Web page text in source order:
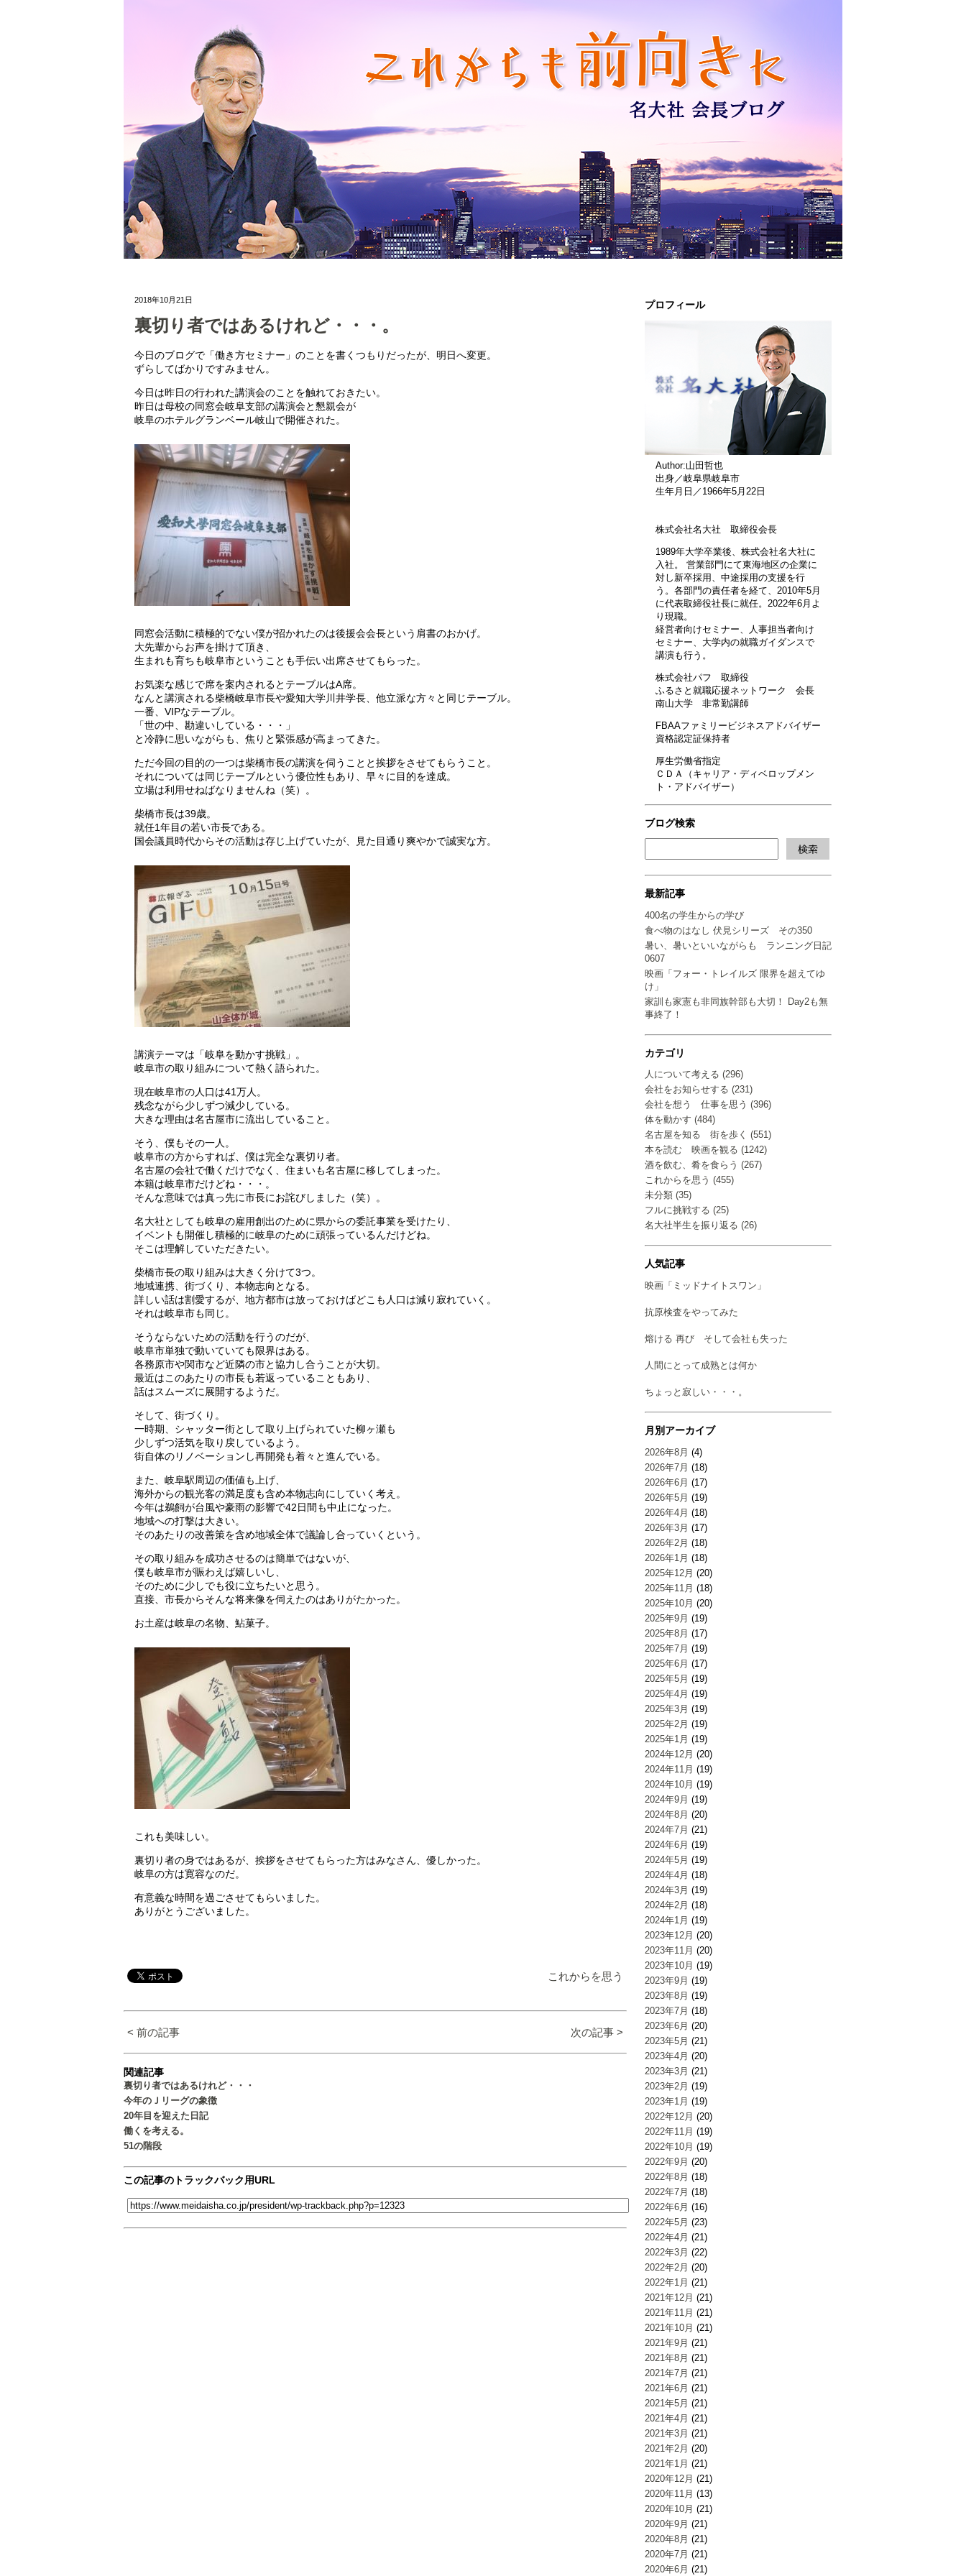
プロフィール
Author:山田哲也
出身／岐阜県岐阜市
生年月日／1966年5月22日
株式会社名大社 取締役会長
1989年大学卒業後、株式会社名大社に
入社。 営業部門にて東海地区の企業に
対し新卒採用、中途採用の支援を行
う。各部門の責任者を経て、2010年5月
に代表取締役社長に就任。2022年6月よ
り現職。
経営者向けセミナー、人事担当者向け
セミナー、大学内の就職ガイダンスで
講演も行う。
株式会社パフ 取締役
ふるさと就職応援ネットワーク 会長
南山大学 非常勤講師
FBAAファミリービジネスアドバイザー
資格認定証保持者
厚生労働省指定
ＣＤＡ（キャリア・ディベロップメン
ト・アドバイザー）
ブログ検索
最新記事
400名の学生からの学び
食べ物のはなし 伏見シリーズ その350
暑い、暑いといいながらも ランニング日記
0607
映画「フォー・トレイルズ 限界を超えてゆ
け」
家訓も家憲も非同族幹部も大切！ Day2も無
事終了！
カテゴリ
人について考える (296)
会社をお知らせする (231)
会社を想う 仕事を思う (396)
体を動かす (484)
名古屋を知る 街を歩く (551)
本を読む 映画を観る (1242)
酒を飲む、肴を食らう (267)
これからを思う (455)
未分類 (35)
フルに挑戦する (25)
名大社半生を振り返る (26)
人気記事
映画「ミッドナイトスワン」
抗原検査をやってみた
熔ける 再び そして会社も失った
人間にとって成熟とは何か
ちょっと寂しい・・・。
月別アーカイブ
2026年8月 (4)
2026年7月 (18)
2026年6月 (17)
2026年5月 (19)
2026年4月 (18)
2026年3月 (17)
2026年2月 (18)
2026年1月 (18)
2025年12月 (20)
2025年11月 (18)
2025年10月 (20)
2025年9月 (19)
2025年8月 (17)
2025年7月 (19)
2025年6月 (17)
2025年5月 (19)
2025年4月 (19)
2025年3月 (19)
2025年2月 (19)
2025年1月 (19)
2024年12月 (20)
2024年11月 (19)
2024年10月 (19)
2024年9月 (19)
2024年8月 (20)
2024年7月 (21)
2024年6月 (19)
2024年5月 (19)
2024年4月 (18)
2024年3月 (19)
2024年2月 (18)
2024年1月 (19)
2023年12月 (20)
2023年11月 (20)
2023年10月 (19)
2023年9月 (19)
2023年8月 (19)
2023年7月 (18)
2023年6月 (20)
2023年5月 (21)
2023年4月 (20)
2023年3月 (21)
2023年2月 (19)
2023年1月 (19)
2022年12月 (20)
2022年11月 (19)
2022年10月 (19)
2022年9月 (20)
2022年8月 (18)
2022年7月 (18)
2022年6月 (16)
2022年5月 (23)
2022年4月 (21)
2022年3月 (22)
2022年2月 (20)
2022年1月 (21)
2021年12月 (21)
2021年11月 (21)
2021年10月 (21)
2021年9月 (21)
2021年8月 (21)
2021年7月 (21)
2021年6月 (21)
2021年5月 (21)
2021年4月 (21)
2021年3月 (21)
2021年2月 (20)
2021年1月 (21)
2020年12月 (21)
2020年11月 (13)
2020年10月 (21)
2020年9月 (21)
2020年8月 (21)
2020年7月 (21)
2020年6月 (21)
2018年10月21日
裏切り者ではあるけれど・・・。
今日のブログで「働き方セミナー」のことを書くつもりだったが、明日へ変更。
ずらしてばかりですみません。
今日は昨日の行われた講演会のことを触れておきたい。
昨日は母校の同窓会岐阜支部の講演会と懇親会が
岐阜のホテルグランベール岐山で開催された。
同窓会活動に積極的でない僕が招かれたのは後援会会長という肩書のおかげ。
大先輩からお声を掛けて頂き、
生まれも育ちも岐阜市ということも手伝い出席させてもらった。
お気楽な感じで席を案内されるとテーブルはA席。
なんと講演される柴橋岐阜市長や愛知大学川井学長、他立派な方々と同じテーブル。
一番、VIPなテーブル。
「世の中、勘違いしている・・・」
と冷静に思いながらも、焦りと緊張感が高まってきた。
ただ今回の目的の一つは柴橋市長の講演を伺うことと挨拶をさせてもらうこと。
それについては同じテーブルという優位性もあり、早々に目的を達成。
立場は利用せねばなりませんね（笑）。
柴橋市長は39歳。
就任1年目の若い市長である。
国会議員時代からその活動は存じ上げていたが、見た目通り爽やかで誠実な方。
講演テーマは「岐阜を動かす挑戦」。
岐阜市の取り組みについて熱く語られた。
現在岐阜市の人口は41万人。
残念ながら少しずつ減少している。
大きな理由は名古屋市に流出していること。
そう、僕もその一人。
岐阜市の方からすれば、僕は完全な裏切り者。
名古屋の会社で働くだけでなく、住まいも名古屋に移してしまった。
本籍は岐阜市だけどね・・・。
そんな意味では真っ先に市長にお詫びしました（笑）。
名大社としても岐阜の雇用創出のために県からの委託事業を受けたり、
イベントも開催し積極的に岐阜のために頑張っているんだけどね。
そこは理解していただきたい。
柴橋市長の取り組みは大きく分けて3つ。
地域連携、街づくり、本物志向となる。
詳しい話は割愛するが、地方都市は放っておけばどこも人口は減り寂れていく。
それは岐阜市も同じ。
そうならないための活動を行うのだが、
岐阜市単独で動いていても限界はある。
各務原市や関市など近隣の市と協力し合うことが大切。
最近はこのあたりの市長も若返っていることもあり、
話はスムーズに展開するようだ。
そして、街づくり。
一時期、シャッター街として取り上げられていた柳ヶ瀬も
少しずつ活気を取り戻しているよう。
街自体のリノベーションし再開発も着々と進んでいる。
また、岐阜駅周辺の価値も上げ、
海外からの観光客の満足度も含め本物志向にしていく考え。
今年は鵜飼が台風や豪雨の影響で42日間も中止になった。
地域への打撃は大きい。
そのあたりの改善策を含め地域全体で議論し合っていくという。
その取り組みを成功させるのは簡単ではないが、
僕も岐阜市が賑わえば嬉しいし、
そのために少しでも役に立ちたいと思う。
直接、市長からそんな将来像を伺えたのはありがたかった。
お土産は岐阜の名物、鮎菓子。
これも美味しい。
裏切り者の身ではあるが、挨拶をさせてもらった方はみなさん、優しかった。
岐阜の方は寛容なのだ。
有意義な時間を過ごさせてもらいました。
ありがとうございました。
これからを思う
< 前の記事 次の記事 >
関連記事
裏切り者ではあるけれど・・・
今年のＪリーグの象徴
20年目を迎えた日記
働くを考える。
51の階段
この記事のトラックバック用URL